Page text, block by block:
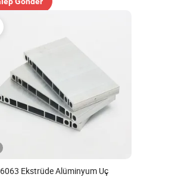
Ekstrüde Alüminyum Uç